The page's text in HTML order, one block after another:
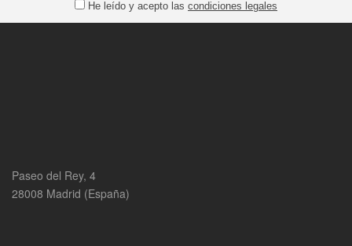
He leído y acepto las condiciones legales
Paseo del Rey, 4
28008 Madrid (España)